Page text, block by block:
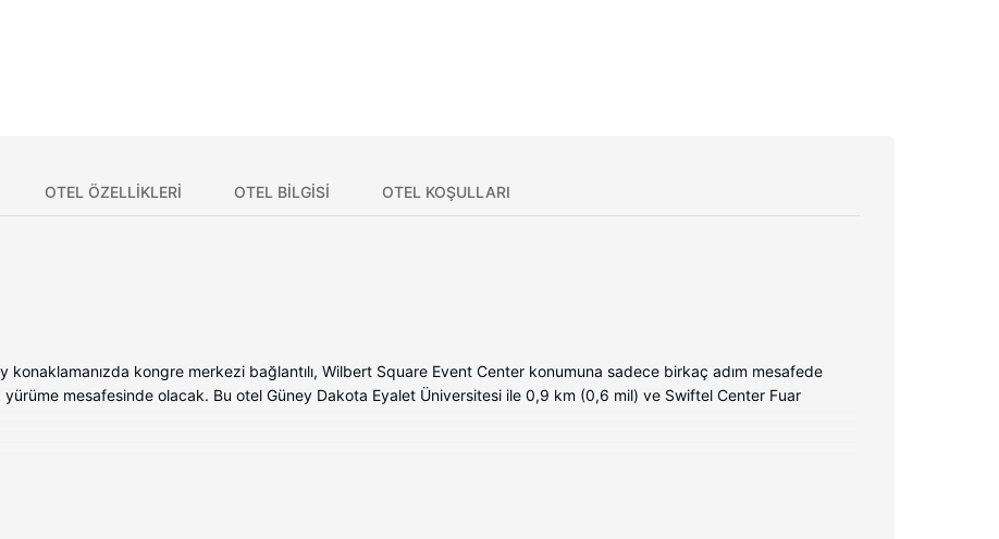
OTEL ÖZELLIKLERI OTEL BILGISI OTEL KOŞULLARI
kongre merkezi bağlantılı, Wilbert Square Event Center konumuna sadece birkaç adım mesafede
yürüme mesafesinde olacak. Bu otel Güney Dakota Eyalet Üniversitesi ile 0,9 km (0,6 mil) ve Swiftel Center Fuar
ve mikrodalga fırın ile evlerinin konforunu yaşayabilir. Yatağınızda kaliteli yatak takımı bulunur ve tüm odalarda